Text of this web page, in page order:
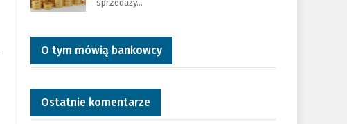
sprzedaży…
O tym mówią bankowcy
Ostatnie komentarze